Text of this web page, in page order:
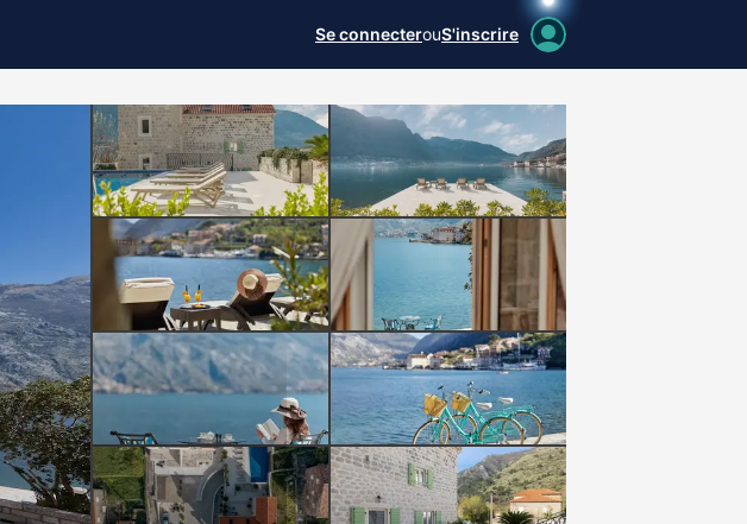
Se connecterouS'inscrire